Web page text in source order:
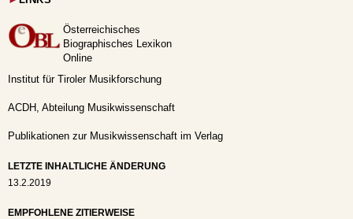
Österreichisches
Biographisches Lexikon
Online
Institut für Tiroler Musikforschung
ACDH, Abteilung Musikwissenschaft
Publikationen zur Musikwissenschaft im Verlag
LETZTE INHALTLICHE ÄNDERUNG
13.2.2019
EMPFOHLENE ZITIERWEISE